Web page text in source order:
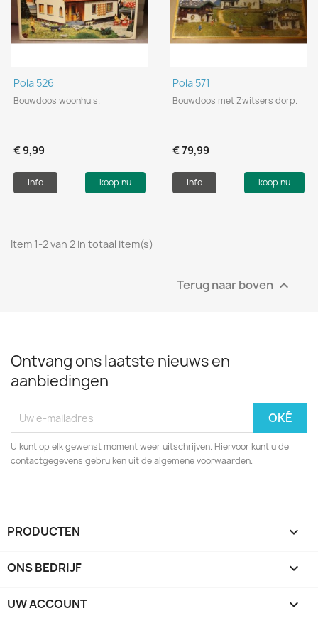
Pola 526
Bouwdoos woonhuis.
€ 9,99
Info koop nu
Pola 571
Bouwdoos met Zwitsers dorp.
€ 79,99
Info koop nu
Item 1-2 van 2 in totaal item(s)
Terug naar boven 
Ontvang ons laatste nieuws en
aanbiedingen
U kunt op elk gewenst moment weer uitschrijven. Hiervoor kunt u de
contactgegevens gebruiken uit de algemene voorwaarden.
PRODUCTEN 
ONS BEDRIJF 
UW ACCOUNT 